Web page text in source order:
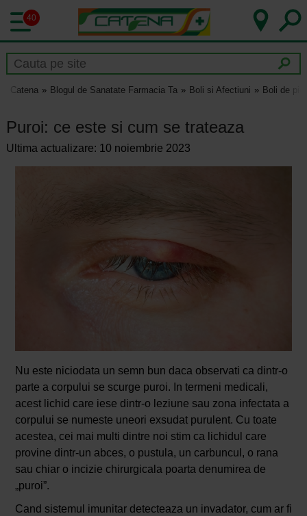
40
Catena Blogul de Sanatate Farmacia Ta Boli si Afectiuni Boli de
Puroi: ce este si cum se trateaza
Ultima actualizare: 10 noiembrie 2023
Nu este niciodata un semn bun daca observati ca dintr-o
parte a corpului se scurge puroi. In termeni medicali,
acest lichid care iese dintr-o leziune sau zona infectata a
corpului se numeste uneori exsudat purulent. Cu toate
acestea, cei mai multi dintre noi stim ca lichidul care
provine dintr-un abces, o pustula, un carbuncul, o rana
sau chiar o incizie chirurgicala poarta denumirea de
„puroi”.
Cand sistemul imunitar detecteaza un invadator, cum ar fi